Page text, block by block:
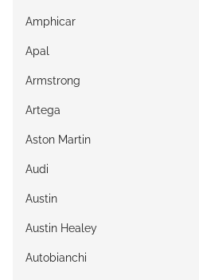
Amphicar
Apal
Armstrong
Artega
Aston Martin
Audi
Austin
Austin Healey
Autobianchi